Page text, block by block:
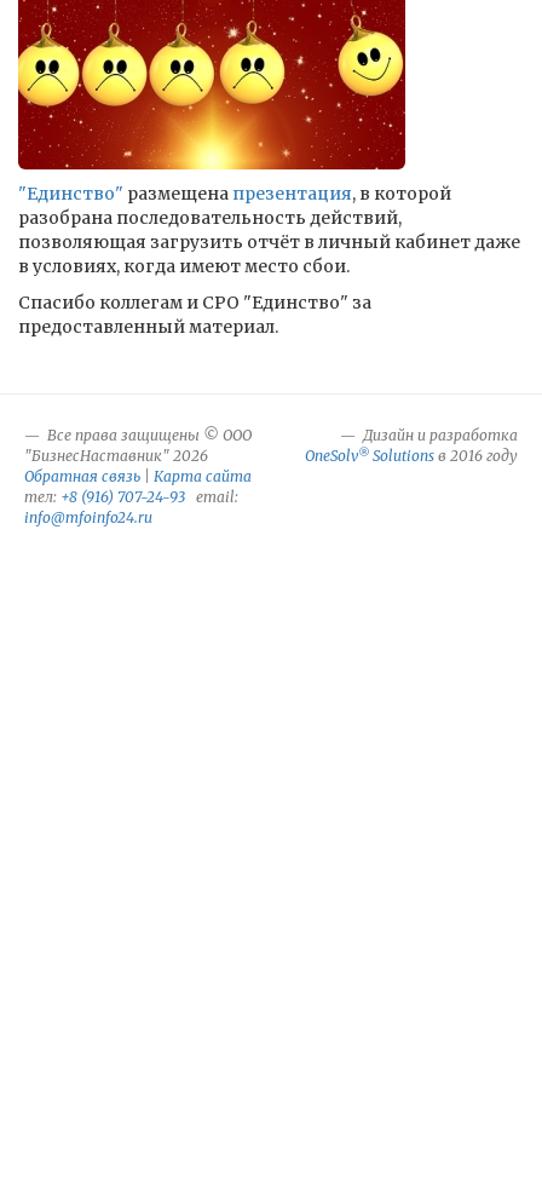
"Единство" размещена презентация, в которой
разобрана последовательность действий,
позволяющая загрузить отчёт в личный кабинет даже
в условиях, когда имеют место сбои.
Спасибо коллегам и СРО "Единство" за
предоставленный материал.
Все права защищены © ООО
"БизнесНаставник" 2026
Обратная связь
Карта сайта
тел: +8 (916) 707-24-93 email:
info@mfoinfo24.ru
Дизайн и разработка
OneSolv® Solutions в 2016 году